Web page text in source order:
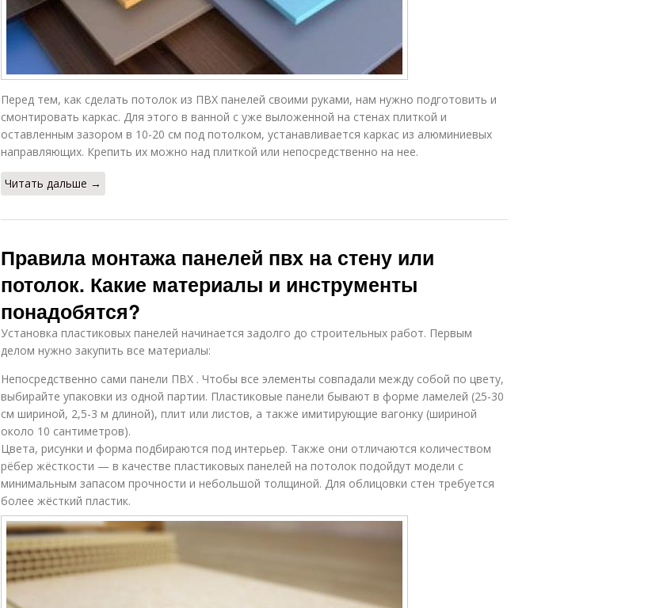
Панели для стен
Стеновые
Перед тем, как сделать потолок из ПВХ панелей своими руками, нам нужно подготовить и
смонтировать каркас. Для этого в ванной с уже выложенной на стенах плиткой и
оставленным зазором в 10-20 см под потолком, устанавливается каркас из алюминиевых
направляющих. Крепить их можно над плиткой или непосредственно на нее.
Читать дальше →
Правила монтажа панелей пвх на стену или
потолок. Какие материалы и инструменты
понадобятся?
Установка пластиковых панелей начинается задолго до строительных работ. Первым
делом нужно закупить все материалы:
Непосредственно сами панели ПВХ . Чтобы все элементы совпадали между собой по цвету,
выбирайте упаковки из одной партии. Пластиковые панели бывают в форме ламелей (25-30
см шириной, 2,5-3 м длиной), плит или листов, а также имитирующие вагонку (шириной
около 10 сантиметров).
Цвета, рисунки и форма подбираются под интерьер. Также они отличаются количеством
рёбер жёсткости — в качестве пластиковых панелей на потолок подойдут модели с
минимальным запасом прочности и небольшой толщиной. Для облицовки стен требуется
более жёсткий пластик.